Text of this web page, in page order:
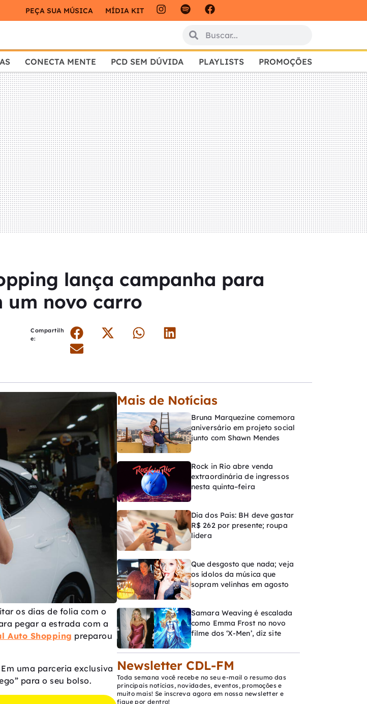
PEÇA SUA MÚSICA MÍDIA KIT
CONECTA MENTE PCD SEM DÚVIDA PLAYLISTS PROMOÇÕES
lança campanha para
novo carro
Compartilh
e:
os dias de folia com o
pegar a estrada com a
Auto Shopping preparou
Em uma parceria exclusiva
para o seu bolso.
Mais de Notícias
Bruna Marquezine comemora
aniversário em projeto social
junto com Shawn Mendes
Rock in Rio abre venda
extraordinária de ingressos
nesta quinta–feira
Dia dos Pais: BH deve gastar
R$ 262 por presente; roupa
lidera
Que desgosto que nada; veja
os ídolos da música que
sopram velinhas em agosto
Samara Weaving é escalada
como Emma Frost no novo
filme dos ‘X-Men’, diz site
Newsletter CDL-FM
Toda semana você recebe no seu e-mail o resumo das
principais notícias, novidades, eventos, promoções e
muito mais! Se inscreva agora em nossa newsletter e
fique por dentro!